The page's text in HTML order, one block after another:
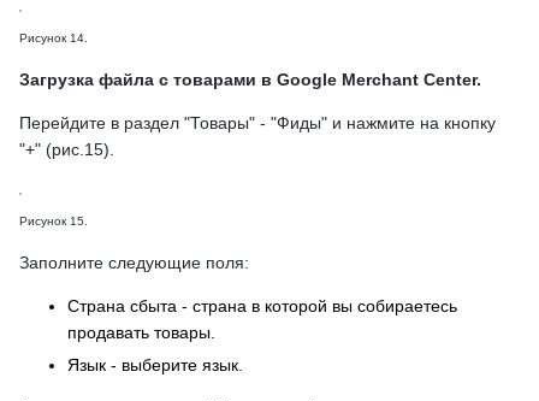
Рисунок 14.
Загрузка файла с товарами в Google Merchant Center.
Перейдите в раздел "Товары" - "Фиды" и нажмите на кнопку
"+" (рис.15).
Рисунок 15.
Заполните следующие поля:
Страна сбыта - страна в которой вы собираетесь
продавать товары.
Язык - выберите язык.